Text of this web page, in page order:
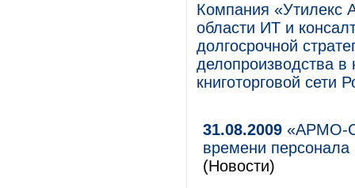
Компания «Утилекс
области ИТ и
долгосрочной
делопроизводства
книготорговой сети
31.08.2009 «АРМО-
времени
(Новости)